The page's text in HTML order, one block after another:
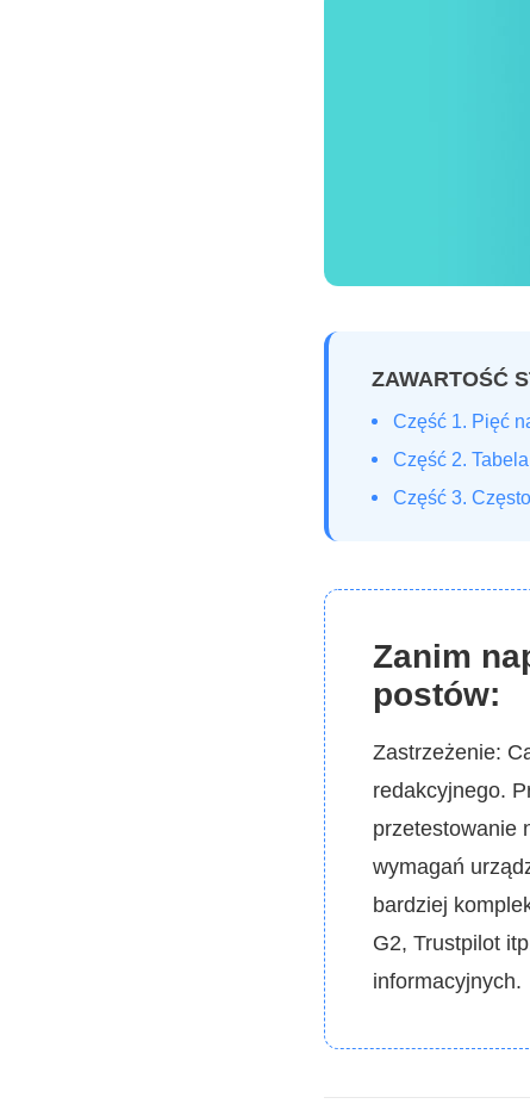
ZAWARTOŚĆ
Część 1. Pięć
Część 2.
Część 3.
Zanim
postów:
Zastrzeżenie:
redakcyjnego.
przetestowanie
wymagań
bardziej
G2, Trustpilot
informacyjnych.